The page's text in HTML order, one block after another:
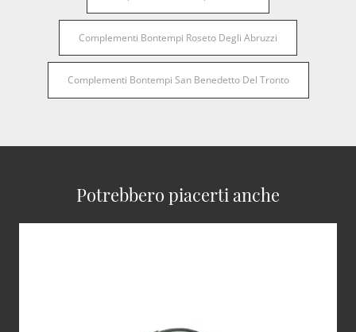
Complementi Bontempi Roseto Degli Abruzzi
Complementi Bontempi San Benedetto Del Tronto
Potrebbero piacerti anche